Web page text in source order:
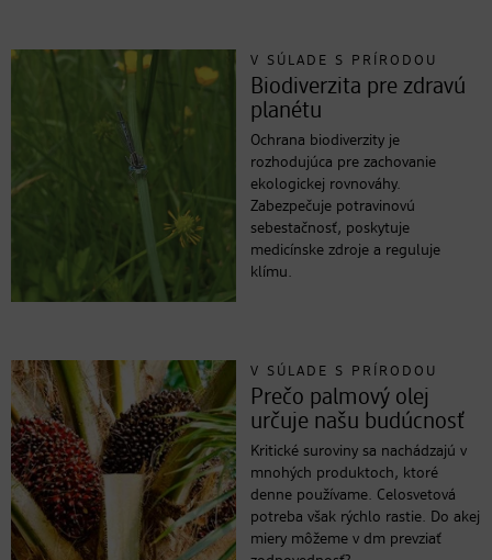
V SÚLADE S PRÍRODOU
Biodiverzita pre zdravú
planétu
Ochrana biodiverzity je
rozhodujúca pre zachovanie
ekologickej rovnováhy.
Zabezpečuje potravinovú
sebestačnosť, poskytuje
medicínske zdroje a reguluje
klímu.
V SÚLADE S PRÍRODOU
Prečo palmový olej
určuje našu budúcnosť
Kritické suroviny sa nachádzajú v
mnohých produktoch, ktoré
denne používame. Celosvetová
potreba však rýchlo rastie. Do akej
miery môžeme v dm prevziať